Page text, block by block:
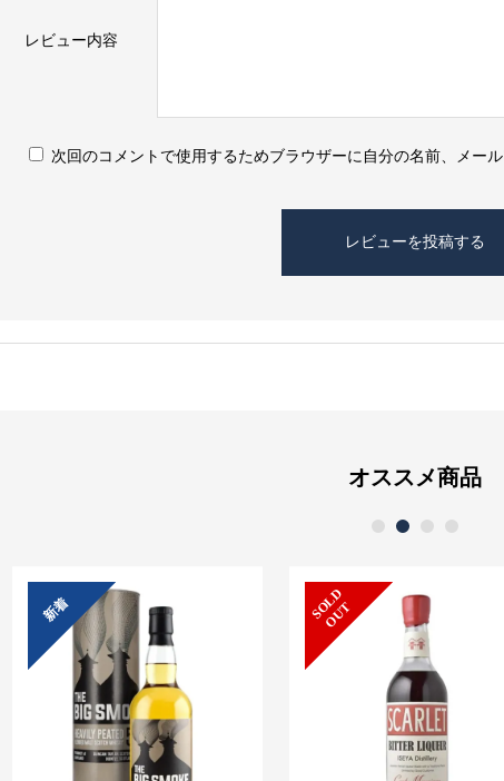
レビュー内容
次回のコメントで使用するためブラウザーに自分の名前、メー
オススメ商品
新着 S
O
L
D
O
U
T
1 2 3 4